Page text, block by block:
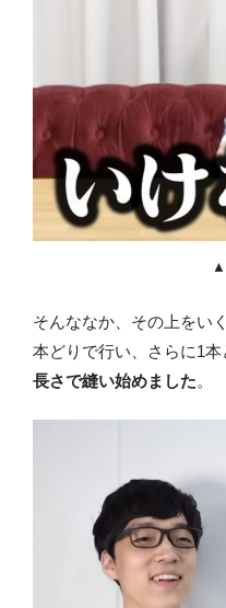
▲
そんななか、その上をい
本どりで行い、さらに1
長さで縫い始めました。